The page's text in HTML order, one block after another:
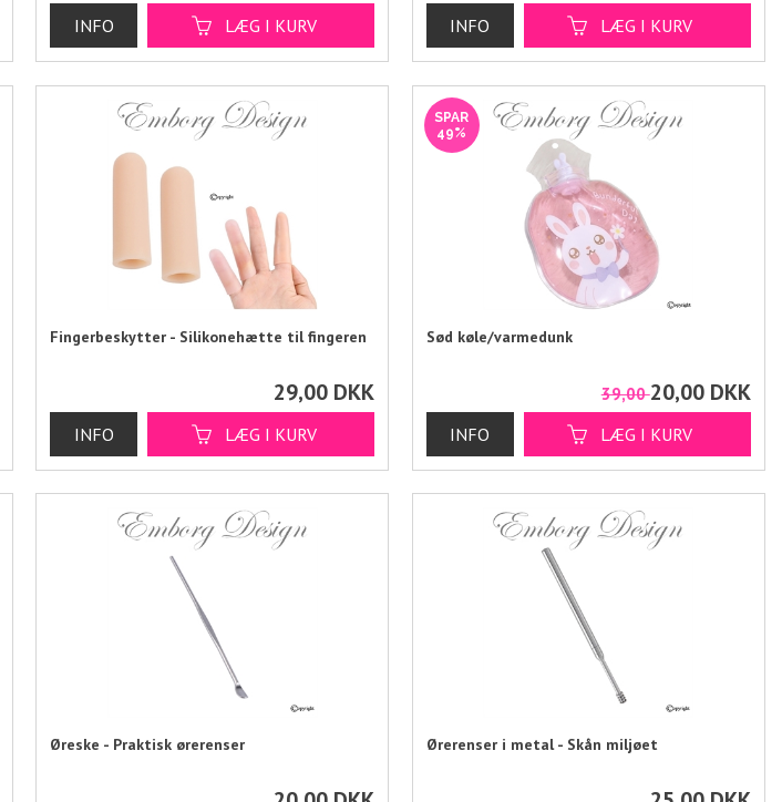
Fingerbeskytter - Silikonehætte til fingeren
29,00 DKK
SPAR
49%
Sød køle/varmedunk
39,0020,00 DKK
Øreske - Praktisk ørerenser Ørerenser i metal - Skån miljøet